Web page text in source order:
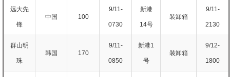
远大先
锋
中国 100
9/11-
0730
新港
14号
装卸箱
9/11-
2130
群山明
珠
韩国 170
9/11-
0850
新港1
号
装卸箱
9/12-
1800